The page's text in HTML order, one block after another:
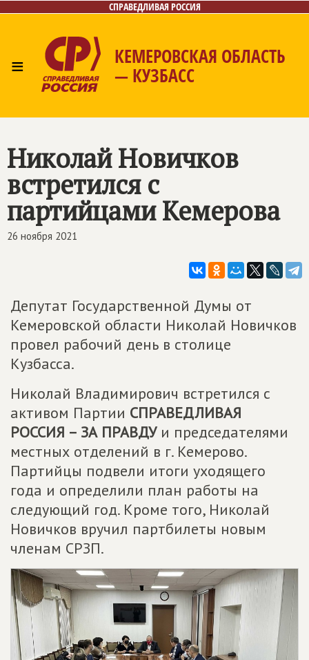
СПРАВЕДЛИВАЯ РОССИЯ
≡ КЕМЕРОВСКАЯ ОБЛАСТЬ
— КУЗБАСС
Фото/Видео
Николай Новичков
встретился с
партийцами Кемерова
26 ноября 2021
Депутат Государственной Думы от
Кемеровской области Николай Новичков
провел рабочий день в столице
Кузбасса.
Николай Владимирович встретился с
активом Партии СПРАВЕДЛИВАЯ
РОССИЯ – ЗА ПРАВДУи председателями
местных отделений в г. Кемерово.
Партийцы подвели итоги уходящего
года и определили план работы на
следующий год. Кроме того, Николай
Новичков вручил партбилеты новым
членам СРЗП.